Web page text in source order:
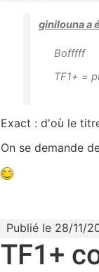
ginilouna a
Bofffff
TF1+ =
Exact : d'où le
On se demande
Publié le 28/11/
TF1+